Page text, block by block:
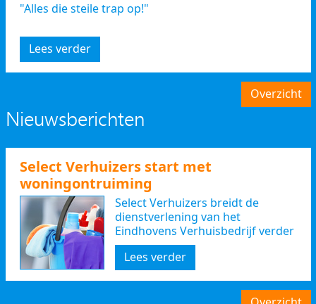
"Alles die steile trap op!"
Lees verder
Overzicht
Nieuwsberichten
Select Verhuizers start met
woningontruiming
Select Verhuizers breidt de
dienstverlening van het
Eindhovens Verhuisbedrijf verder
uit
Lees verder